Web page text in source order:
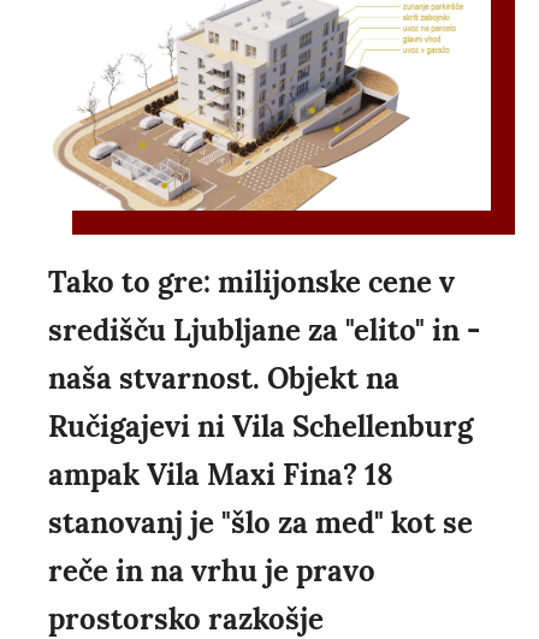
Tako to gre: milijonske cene v
središču Ljubljane za "elito" in -
naša stvarnost. Objekt na
Ručigajevi ni Vila Schellenburg
ampak Vila Maxi Fina? 18
stanovanj je "šlo za med" kot se
reče in na vrhu je pravo
prostorsko razkošje